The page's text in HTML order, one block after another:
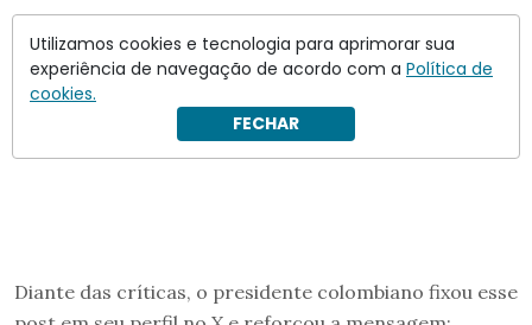
Diante das críticas, o presidente colombiano fixou esse
Utilizamos cookies e tecnologia para aprimorar sua
experiência de navegação de acordo com a Política de
cookies.
FECHAR